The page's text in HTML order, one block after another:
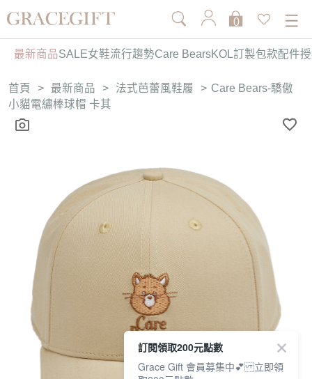
0
最新商品SALE女鞋流行趨勢Care BearsKOL訂製包款配件
首頁 > 最新商品 > 法式芭蕾風鞋履 > Care Bears-驕傲
小貓電繡棒球帽 卡其
訂閱領取200元點數
Grace Gift 會員募集中💕 立即領